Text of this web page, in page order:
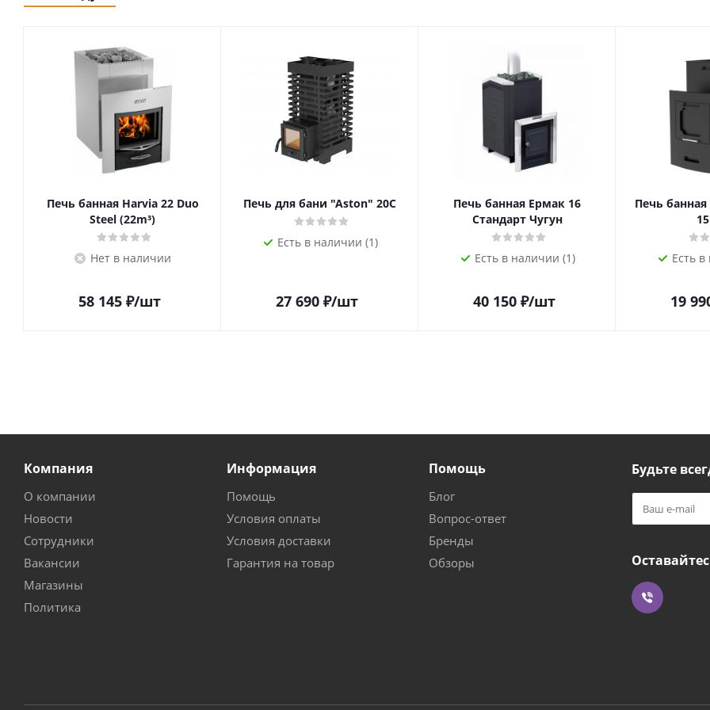
Печь банная Harvia 22 Duo
Steel (22m³)
Нет в наличии
58 145 ₽/шт
Печь для бани "Aston" 20С
Есть в наличии (1)
27 690 ₽/шт
Печь банная Ермак 16
Стандарт Чугун
Есть в наличии (1)
40 150 ₽/шт
Печь
Есть
19
Компания
О компании
Новости
Сотрудники
Вакансии
Магазины
Политика
Информация
Помощь
Условия оплаты
Условия доставки
Гарантия на товар
Помощь
Блог
Вопрос-ответ
Бренды
Обзоры
Будьте